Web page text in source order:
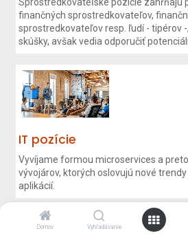
Domov Vyhľadávanie
finančných sprostredkovateľov,
sprostredkovateľov resp. ľudí - tipérov
skúšky, avšak vedia odporučiť
IT pozície
Vyvíjame formou microservices a
vývojárov, ktorých oslovujú nové
aplikácií.